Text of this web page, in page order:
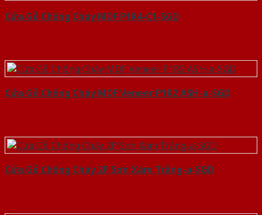
Cửa Gỗ Chống Cháy MDF P1R4-C1-SGD
Cửa Gỗ Chống Cháy MDF Veneer P1R2 ASH-a-SGD
Cửa Gỗ Chống Cháy 2P Sơn Xám Trắng-a-SGD